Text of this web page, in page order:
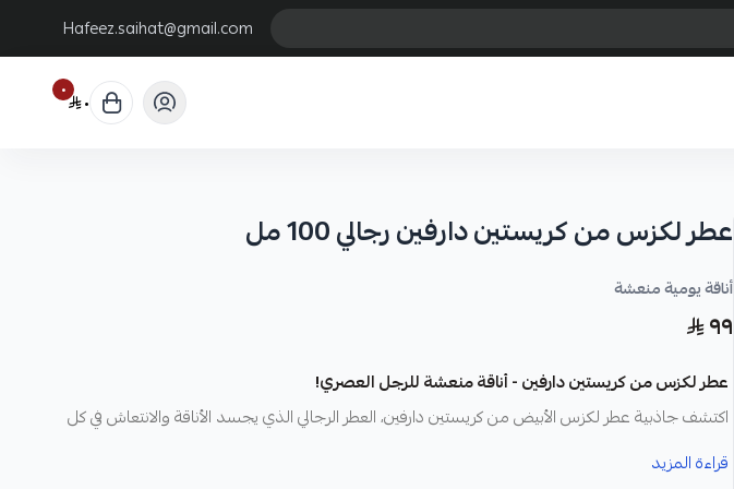
Hafeez.saihat@gmail.com
٠ ٠
عطر لكزس من كريستين دارفين رجالي 100 مل
أناقة يومية منعشة
٩٩
عطر لكزس من كريستين دارفين - أناقة منعشة للرجل العصري!
اكتشف جاذبية عطر لكزس الأبيض من كريستين دارفين، العطر الرجالي الذي يجسد الأناقة والانتعاش في كل
نفحة. هذا العطر بحجم 100 مل هو الرفيق المثالي ليومك، يمنحك إحساسًا بالثقة والتميز أينما ذهبت.
قراءة المزيد